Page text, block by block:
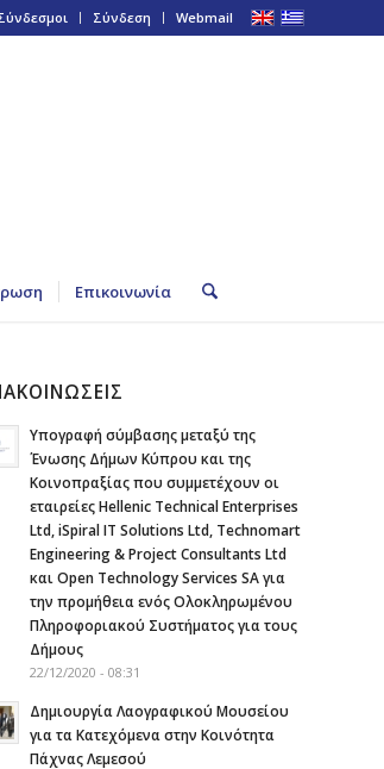
Σύνδεση Webmail
Επικοινωνία
Υπογραφή σύμβασης μεταξύ της
Ένωσης Δήμων Κύπρου και της
Κοινοπραξίας που συμμετέχουν οι
εταιρείες Hellenic Technical Enterprises
Ltd, iSpiral IT Solutions Ltd, Technomart
Engineering & Project Consultants Ltd
και Open Technology Services SA για
την προμήθεια ενός Ολοκληρωμένου
Πληροφοριακού Συστήματος για τους
Δήμους
22/12/2020 - 08:31
Δημιουργία Λαογραφικού Μουσείου
για τα Κατεχόμενα στην Κοινότητα
Πάχνας Λεμεσού